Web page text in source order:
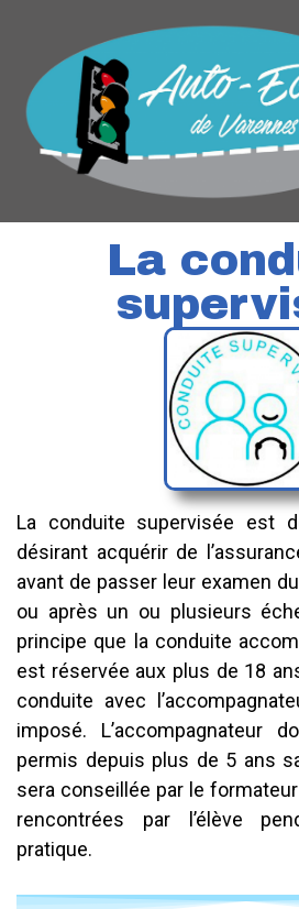
La
La conduite supervisée est
désirant acquérir de
avant de passer leur examen
ou après un ou plusieurs
principe que la conduite
est réservée aux plus de 18
conduite avec
imposé. L’accompagnateur
permis depuis plus de 5 ans
sera conseillée par le
rencontrées par l’élève
pratique.